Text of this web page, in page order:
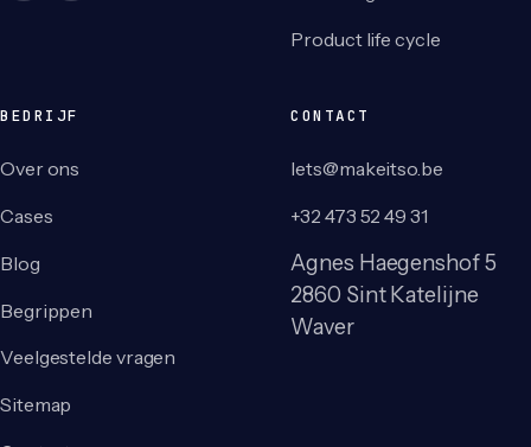
Product life cycle
BEDRIJF
Over ons
Cases
Blog
Begrippen
Veelgestelde vragen
Sitemap
CONTACT
lets@makeitso.be
+32 473 52 49 31
Agnes Haegenshof 5
2860 Sint Katelijne
Waver